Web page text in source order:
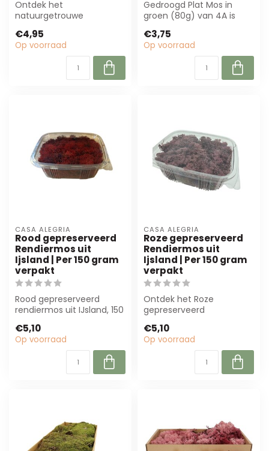
Ontdek het
natuurgetrouwe
rendiermos uit IJsland.
Perfect voor cr...
€4,95
Op voorraad
Gedroogd Plat Mos in
groen (80g) van 4A is
decoraties. Ide...
€3,75
Op voorraad
CASA ALEGRIA
Rood gepreserveerd
Rendiermos uit
Ijsland | Per 150 gram
verpakt
Rood gepreserveerd
rendiermos uit IJsland, 150
bloemisten en ...
€5,10
Op voorraad
CASA ALEGRIA
Roze gepreserveerd
Rendiermos uit
Ijsland | Per 150 gram
verpakt
Ontdek het Roze
gepreserveerd
van Casa Alegria. Perfect
v...
€5,10
Op voorraad